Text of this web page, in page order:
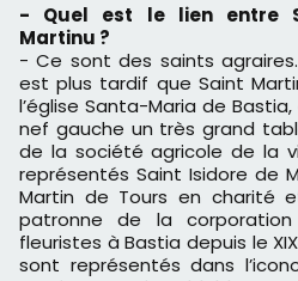
- Quel est le lien entre
Martinu ?
- Ce sont des saints
est plus tardif que Saint
l’église Santa-Maria de
nef gauche un très grand
de la société agricole de la
représentés Saint Isidore de
Martin de Tours en charité
patronne de la
fleuristes à Bastia depuis le
sont représentés dans